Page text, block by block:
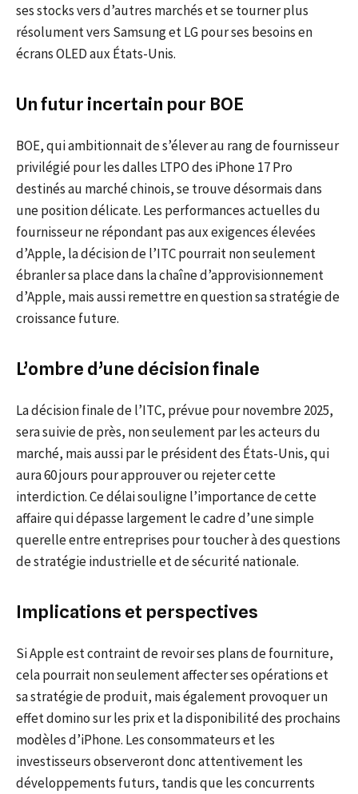
ses stocks vers d’autres marchés et se tourner plus
résolument vers Samsung et LG pour ses besoins en
écrans OLED aux États-Unis.
Un futur incertain pour BOE
BOE, qui ambitionnait de s’élever au rang de fournisseur
privilégié pour les dalles LTPO des iPhone 17 Pro
destinés au marché chinois, se trouve désormais dans
une position délicate. Les performances actuelles du
fournisseur ne répondant pas aux exigences élevées
d’Apple, la décision de l’ITC pourrait non seulement
ébranler sa place dans la chaîne d’approvisionnement
d’Apple, mais aussi remettre en question sa stratégie de
croissance future.
L’ombre d’une décision finale
La décision finale de l’ITC, prévue pour novembre 2025,
sera suivie de près, non seulement par les acteurs du
marché, mais aussi par le président des États-Unis, qui
aura 60 jours pour approuver ou rejeter cette
interdiction. Ce délai souligne l’importance de cette
affaire qui dépasse largement le cadre d’une simple
querelle entre entreprises pour toucher à des questions
de stratégie industrielle et de sécurité nationale.
Implications et perspectives
Si Apple est contraint de revoir ses plans de fourniture,
cela pourrait non seulement affecter ses opérations et
sa stratégie de produit, mais également provoquer un
effet domino sur les prix et la disponibilité des prochains
modèles d’iPhone. Les consommateurs et les
investisseurs observeront donc attentivement les
développements futurs, tandis que les concurrents